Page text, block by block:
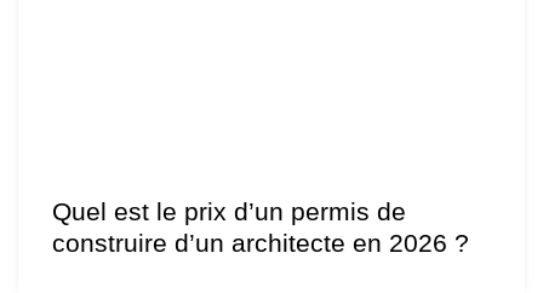
Quel est le prix d’un permis de
construire d’un architecte en 2026 ?